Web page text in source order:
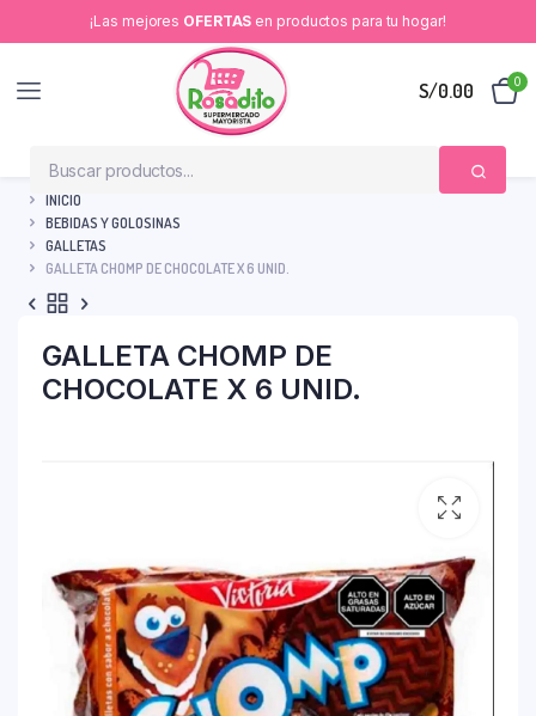
¡Las mejores OFERTAS en productos para tu hogar!
S/0.00 0
INICIO
BEBIDAS Y GOLOSINAS
GALLETAS
GALLETA CHOMP DE CHOCOLATE X 6 UNID.
GALLETA CHOMP DE
CHOCOLATE X 6 UNID.